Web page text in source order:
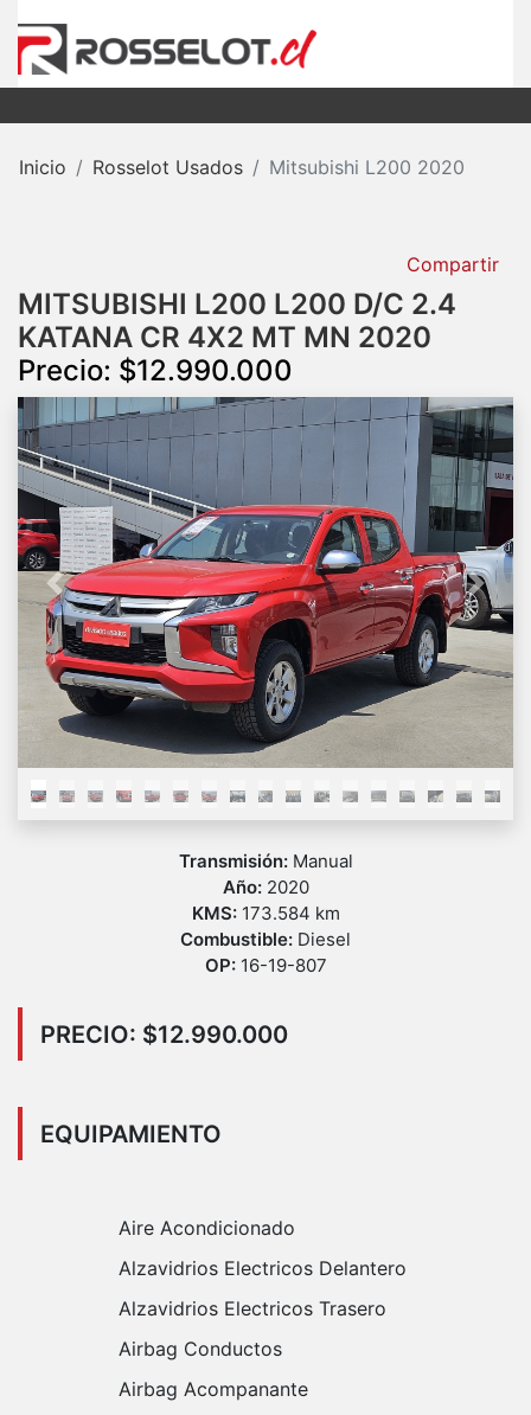
Inicio Rosselot Usados Mitsubishi L200 2020
Compartir
MITSUBISHI L200 L200 D/C 2.4
KATANA CR 4X2 MT MN 2020
Precio: $12.990.000
Previous Next
Transmisión: Manual
Año: 2020
KMS: 173.584 km
Combustible: Diesel
OP: 16-19-807
PRECIO: $12.990.000
EQUIPAMIENTO
Aire Acondicionado
Alzavidrios Electricos Delantero
Alzavidrios Electricos Trasero
Airbag Conductos
Airbag Acompanante